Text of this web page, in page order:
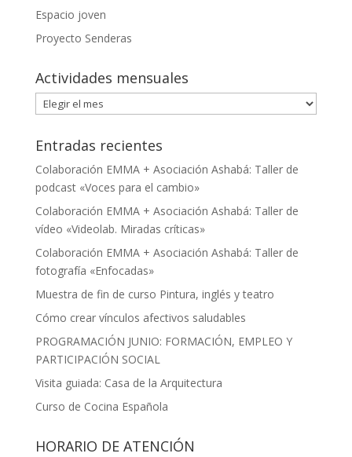
Espacio joven
Proyecto Senderas
Actividades mensuales
Actividades
mensuales
Entradas recientes
Colaboración EMMA + Asociación Ashabá: Taller de
podcast «Voces para el cambio»
Colaboración EMMA + Asociación Ashabá: Taller de
vídeo «Videolab. Miradas críticas»
Colaboración EMMA + Asociación Ashabá: Taller de
fotografía «Enfocadas»
Muestra de fin de curso Pintura, inglés y teatro
Cómo crear vínculos afectivos saludables
PROGRAMACIÓN JUNIO: FORMACIÓN, EMPLEO Y
PARTICIPACIÓN SOCIAL
Visita guiada: Casa de la Arquitectura
Curso de Cocina Española
HORARIO DE ATENCIÓN